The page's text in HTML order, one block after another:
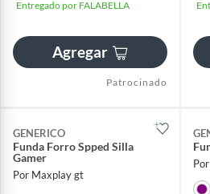
Entregado por FALABELLA
Agregar
Patrocinado
GENERICO
Funda Forro Spped Silla
Gamer
Por Maxplay gt